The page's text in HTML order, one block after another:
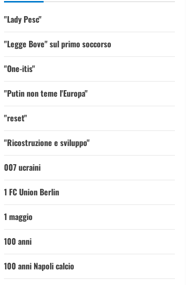
"Lady Pesc"
"Legge Bove" sul primo soccorso
"One-itis"
"Putin non teme l'Europa"
"reset"
"Ricostruzione e sviluppo"
007 ucraini
1 FC Union Berlin
1 maggio
100 anni
100 anni Napoli calcio